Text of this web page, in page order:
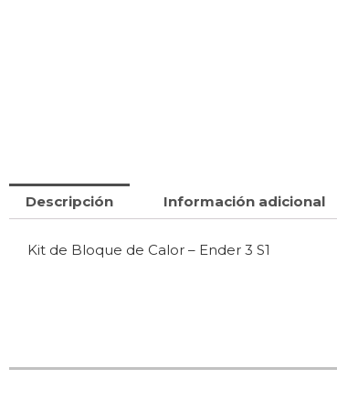
Descripción Información adicional
Kit de Bloque de Calor – Ender 3 S1